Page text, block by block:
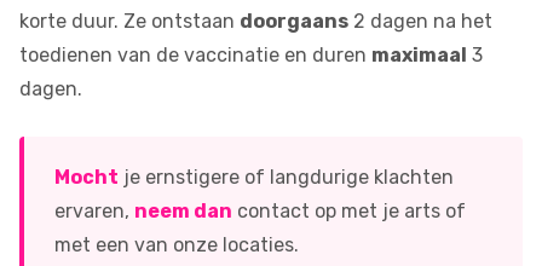
korte duur. Ze ontstaan doorgaans 2 dagen na het
toedienen van de vaccinatie en duren maximaal 3
dagen.
Mocht je ernstigere of langdurige klachten
ervaren, neem dan contact op met je arts of
met een van onze locaties.